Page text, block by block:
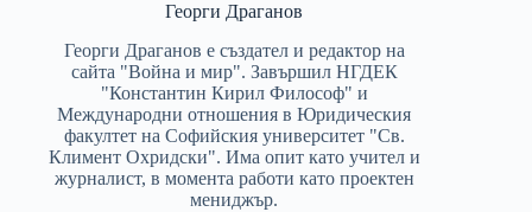
Георги Драганов
Георги Драганов е създател и редактор на
сайта "Война и мир". Завършил НГДЕК
"Константин Кирил Философ" и
Международни отношения в Юридическия
факултет на Софийския университет "Св.
Климент Охридски". Има опит като учител и
журналист, в момента работи като проектен
мениджър.